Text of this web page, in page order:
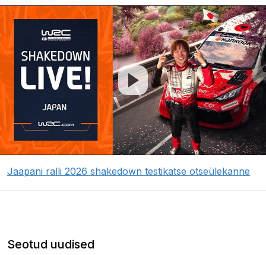
Jaapani ralli 2026 shakedown testikatse otseülekanne
Seotud uudised